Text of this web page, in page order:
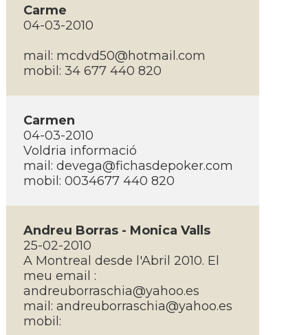
Carme
04-03-2010
mail: mcdvd50@hotmail.com
mobil: 34 677 440 820
Carmen
04-03-2010
Voldria informació
mail: devega@fichasdepoker.com
mobil: 0034677 440 820
Andreu Borras - Monica Valls
25-02-2010
A Montreal desde l'Abril 2010. El
meu email :
andreuborraschia@yahoo.es
mail: andreuborraschia@yahoo.es
mobil: